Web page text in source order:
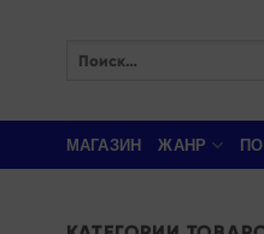
МАГАЗИН ЖАНР